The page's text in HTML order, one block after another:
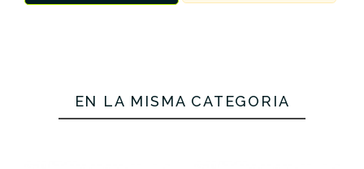
EN LA MISMA CATEGORÍA